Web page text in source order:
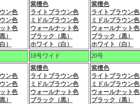
ン色
ン色
ト色
）
）
紫檀色
ライトブラウン色
ミドルブラウン色
ウォールナット色
ブラック（黒）
ホワイト（白）
紫檀色
ライトブラウン色
ミドルブラウン色
ウォールナット色
ブラック（黒）
ホワイト（白）
18号ワイド 20号
ン色
ン色
ト色
）
紫檀色
ライトブラウン色
ミドルブラウン色
ウォールナット色
ブラック（黒）
紫檀色
ライトブラウン色
ミドルブラウン色
ウォールナット色
ブラック（黒）